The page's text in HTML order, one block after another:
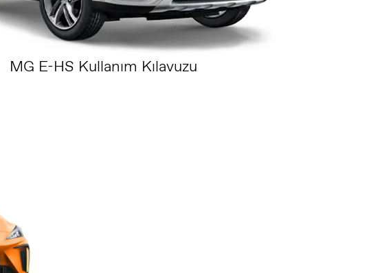
MG E-HS Kullanım Kılavuzu